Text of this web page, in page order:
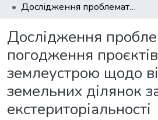
Дослідження проблематики погодження проєктів землеустрою щодо відведення земельних ділянок за принципом екстериторіальності
Дослідження
погодження проєктів
землеустрою щодо
земельних ділянок
екстериторіальності